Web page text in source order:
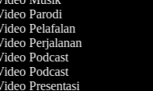
Parodi
Pelafalan
Perjalanan
Podcast
Podcast
Presentasi